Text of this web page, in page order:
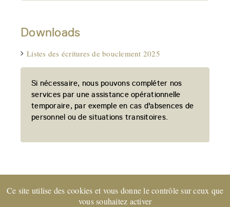
Downloads
Listes des écritures de bouclement 2025
Si nécessaire, nous pouvons compléter nos
services par une assistance opérationnelle
temporaire, par exemple en cas d'absences de
personnel ou de situations transitoires.
Entreprise certifiée EXPERTsuisseet membre de FIDUCIAIRE
| SUISSE © 2022 CORE Partenaires SA
Ce site utilise des cookies et vous donne le contrôle sur ceux que
vous souhaitez activer